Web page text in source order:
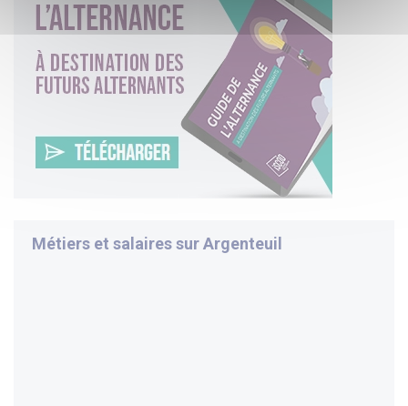
Métiers et salaires surArgenteuil